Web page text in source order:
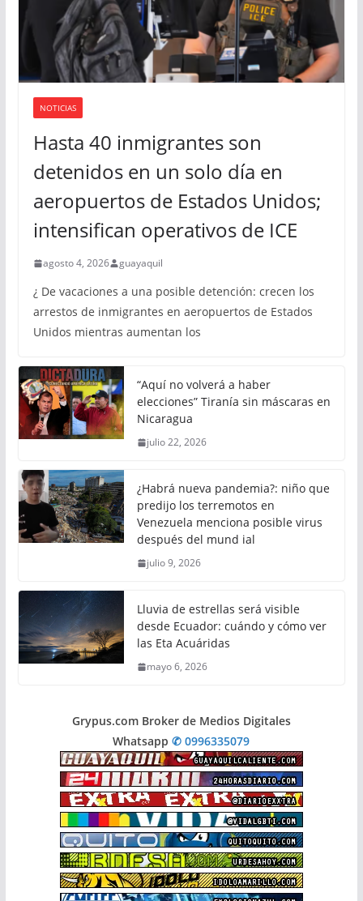
NOTICIAS
Hasta 40 inmigrantes son
detenidos en un solo día en
aeropuertos de Estados Unidos;
intensifican operativos de ICE
agosto 4, 2026 guayaquil
¿ De vacaciones a una posible detención: crecen los
arrestos de inmigrantes en aeropuertos de Estados
Unidos mientras aumentan los
“Aquí no volverá a haber
elecciones” Tiranía sin máscaras en
Nicaragua
julio 22, 2026
¿Habrá nueva pandemia?: niño que
predijo los terremotos en
Venezuela menciona posible virus
después del mund ial
julio 9, 2026
Lluvia de estrellas será visible
desde Ecuador: cuándo y cómo ver
las Eta Acuáridas
mayo 6, 2026
Grypus.com Broker de Medios Digitales
Whatsapp✆ 0996335079